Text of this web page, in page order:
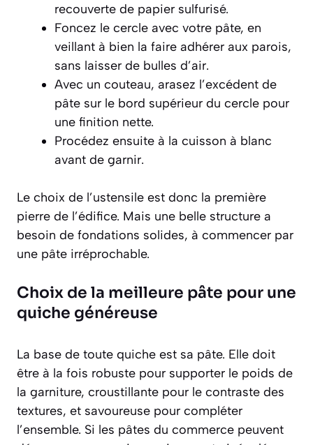
recouverte de papier sulfurisé.
Foncez le cercle avec votre pâte, en
veillant à bien la faire adhérer aux parois,
sans laisser de bulles d’air.
Avec un couteau, arasez l’excédent de
pâte sur le bord supérieur du cercle pour
une finition nette.
Procédez ensuite à la cuisson à blanc
avant de garnir.
Le choix de l’ustensile est donc la première
pierre de l’édifice. Mais une belle structure a
besoin de fondations solides, à commencer par
une pâte irréprochable.
Choix de la meilleure pâte pour une
quiche généreuse
La base de toute quiche est sa pâte. Elle doit
être à la fois robuste pour supporter le poids de
la garniture, croustillante pour le contraste des
textures, et savoureuse pour compléter
l’ensemble. Si les pâtes du commerce peuvent